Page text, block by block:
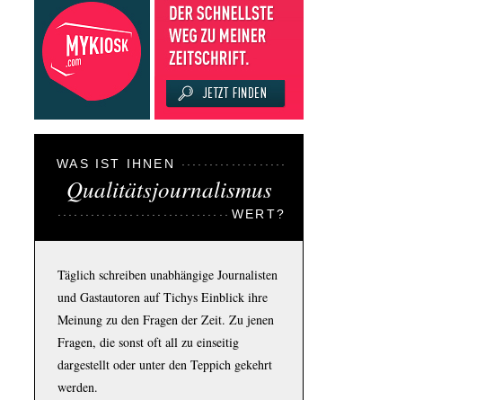
WAS IST IHNEN
Qualitätsjournalismus
WERT?
Täglich schreiben unabhängige Journalisten
und Gastautoren auf Tichys Einblick ihre
Meinung zu den Fragen der Zeit. Zu jenen
Fragen, die sonst oft all zu einseitig
dargestellt oder unter den Teppich gekehrt
werden.